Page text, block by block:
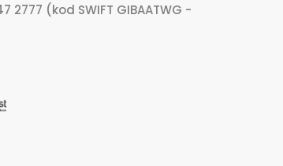
2777 (kod SWIFT GIBAATWG -